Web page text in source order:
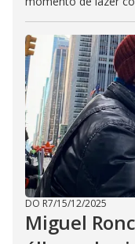
DO R7/15/12/2025
Miguel